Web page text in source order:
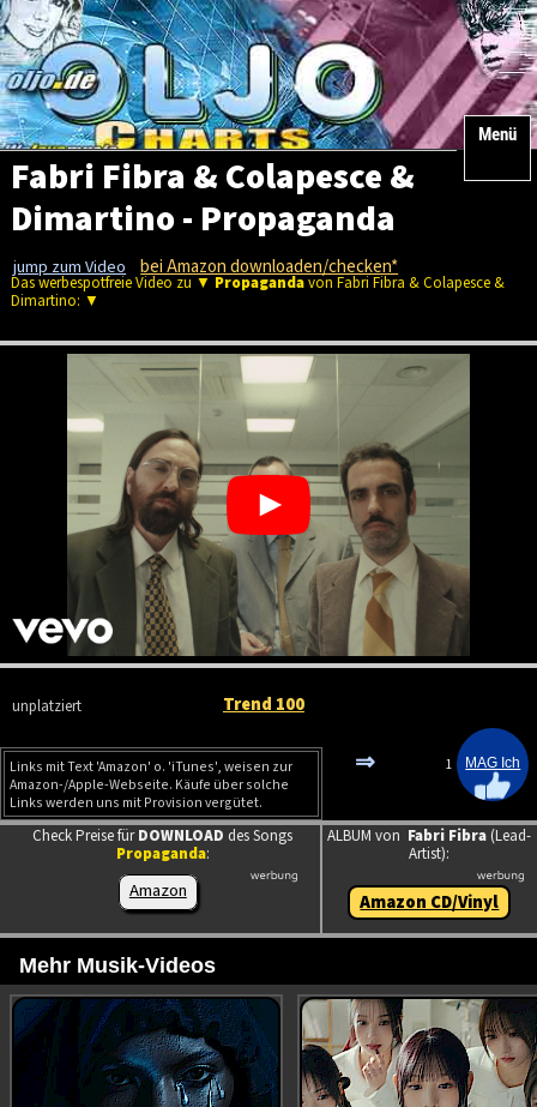
Menü
Fabri Fibra & Colapesce &
Dimartino - Propaganda
jump zum Video bei Amazon downloaden/checken*
Das werbespotfreie Video zu ▼ Propagandavon Fabri Fibra & Colapesce &
Dimartino: ▼
unplatziert Trend 100
Links mit Text 'Amazon' o. 'iTunes', weisen zur
Amazon-/Apple-Webseite. Käufe über solche
Links werden uns mit Provision vergütet.
⇒ 1
Check Preise fürDOWNLOAD des Songs
Propaganda:
Amazon
ALBUM von Fabri Fibra (Lead-
Artist):
Amazon CD/Vinyl
Mehr Musik-Videos